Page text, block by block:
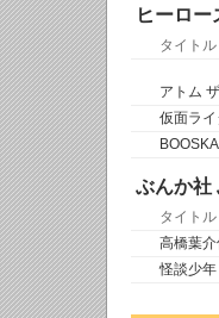
ヒーロー
タイトル
アトム
仮面ラ
ぶんか社
タイトル
高橋葉
怪談少